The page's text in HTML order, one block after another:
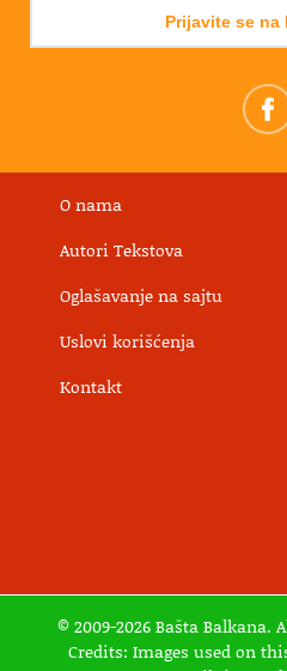
Prijavite se na
O nama
Autori Tekstova
Oglašavanje na sajtu
Uslovi korišćenja
Kontakt
© 2009-2026 Bašta Balkana.
Credits: Images used on